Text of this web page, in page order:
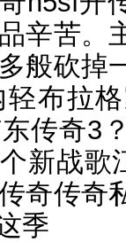
辛苦。
般砍掉
布拉
传奇3
新战歌
奇传奇
季